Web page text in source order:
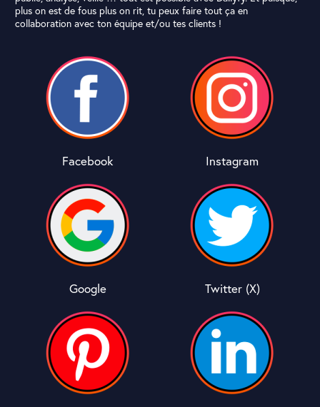
plus on est de fous plus on rit, tu peux faire tout ça en
collaboration avec ton équipe et/ou tes clients !
Facebook Instagram
Google Twitter (X)